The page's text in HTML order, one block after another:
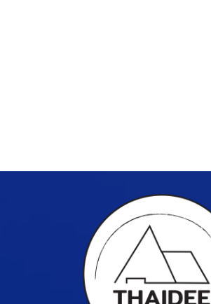
สาย
เครื่องตัด
เลื่อยตัดพุ่มไม้ไร้สาย
เครื่องตัดหญ้าไร้สาย
ไฟฉายไร้สาย